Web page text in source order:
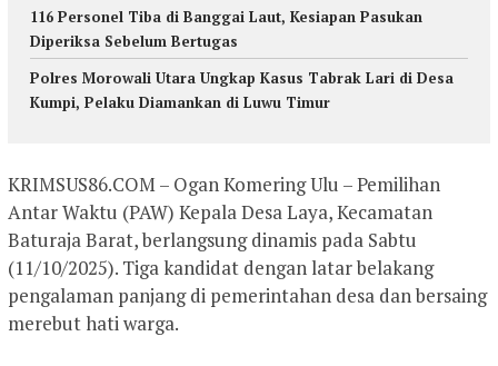
116 Personel Tiba di Banggai Laut, Kesiapan Pasukan
Diperiksa Sebelum Bertugas
Polres Morowali Utara Ungkap Kasus Tabrak Lari di Desa
Kumpi, Pelaku Diamankan di Luwu Timur
KRIMSUS86.COM – Ogan Komering Ulu – Pemilihan
Antar Waktu (PAW) Kepala Desa Laya, Kecamatan
Baturaja Barat, berlangsung dinamis pada Sabtu
(11/10/2025). Tiga kandidat dengan latar belakang
pengalaman panjang di pemerintahan desa dan bersaing
merebut hati warga.